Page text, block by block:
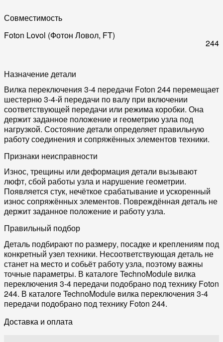
Совместимость
Foton Lovol (Фотон Ловол, FT)
244
Назначение детали
Вилка переключения 3-4 передачи Foton 244 перемещает
шестерню 3-4-й передачи по валу при включении
соответствующей передачи или режима коробки. Она
держит заданное положение и геометрию узла под
нагрузкой. Состояние детали определяет правильную
работу соединения и сопряжённых элементов техники.
Признаки неисправности
Износ, трещины или деформация детали вызывают
люфт, сбой работы узла и нарушение геометрии.
Появляется стук, нечёткое срабатывание и ускоренный
износ сопряжённых элементов. Повреждённая деталь не
держит заданное положение и работу узла.
Правильный подбор
Деталь подбирают по размеру, посадке и креплениям под
конкретный узел техники. Несоответствующая деталь не
станет на место и собьёт работу узла, поэтому важны
точные параметры. В каталоге TechnoModule вилка
переключения 3-4 передачи подобрано под технику Foton
244. В каталоге TechnoModule вилка переключения 3-4
передачи подобрано под технику Foton 244.
Доставка и оплата